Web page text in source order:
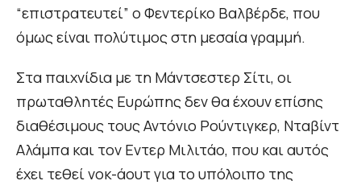
“επιστρατευτεί” ο Φεντερίκο Βαλβέρδε, που
όμως είναι πολύτιμος στη μεσαία γραμμή.
Στα παιχνίδια με τη Μάντσεστερ Σίτι, οι
πρωταθλητές Ευρώπης δεν θα έχουν επίσης
διαθέσιμους τους Αντόνιο Ρούντιγκερ, Νταβίντ
Αλάμπα και τον Εντερ Μιλιτάο, που και αυτός
έχει τεθεί νοκ-άουτ για το υπόλοιπο της